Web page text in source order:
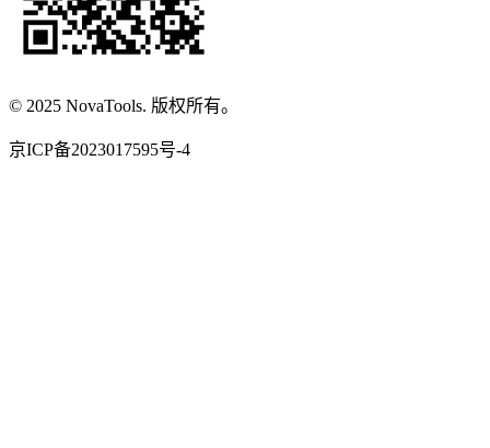
© 2025 NovaTools. 版权所有。
京ICP备2023017595号-4